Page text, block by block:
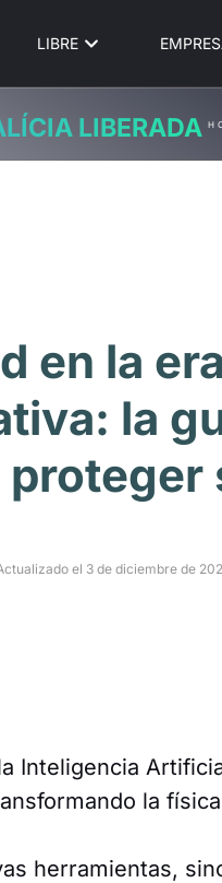
LIBRE
LIBERADA
en la era
la
el 3 de diciembre de
Inteligencia
la
herramientas,